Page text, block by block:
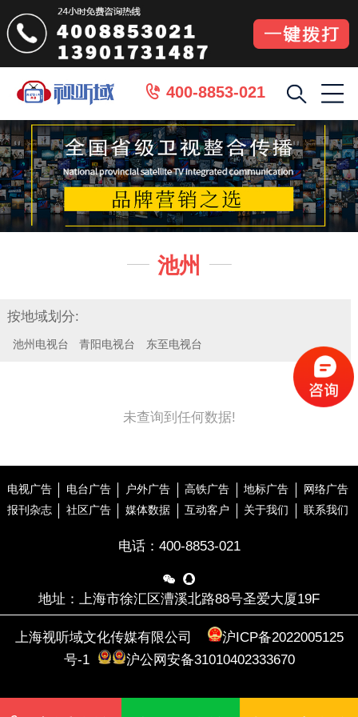
 400-8853-021
 池州 
按地域划分:
池州电视台 青阳电视台 东至电视台
未查询到任何数据!
电视广告 电台广告 户外广告 高铁广告 地标广告
网络广告
报刊杂志
社区广告 媒体数据 互动客户 关于我们 联系我们
电话： 400-8853-021
 
地址：上海市徐汇区漕溪北路88号圣爱大厦19F
上海视听域文化传媒有限公司
沪ICP备2022005125
号-1
沪公网安备31010402333670